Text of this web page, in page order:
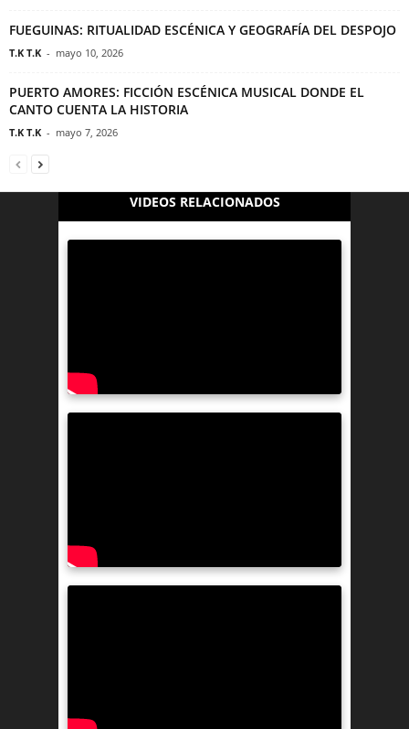
FUEGUINAS: RITUALIDAD ESCÉNICA Y GEOGRAFÍA DEL DESPOJO
T.K T.K - mayo 10, 2026
PUERTO AMORES: FICCIÓN ESCÉNICA MUSICAL DONDE EL
CANTO CUENTA LA HISTORIA
T.K T.K - mayo 7, 2026
VIDEOS RELACIONADOS